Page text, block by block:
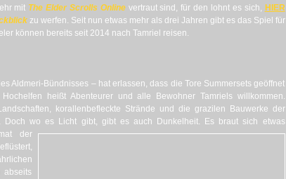
mit The Elder Scrolls Onlinevertraut sind, für den lohnt es sich, HIER
zu werfen. Seit nun etwas mehr als drei Jahren gibt es das Spiel für
können bereits seit 2014 nach Tamriel reisen.
Aldmeri-Bündnisses – hat erlassen, dass die Tore Summersets geöffnet
heißt Abenteurer und alle Bewohner Tamriels willkommen.
korallenbefleckte Strände und die grazilen Bauwerke der
Doch wo es Licht gibt, gibt es auch Dunkelheit.
Es braut sich etwas
der
abseits